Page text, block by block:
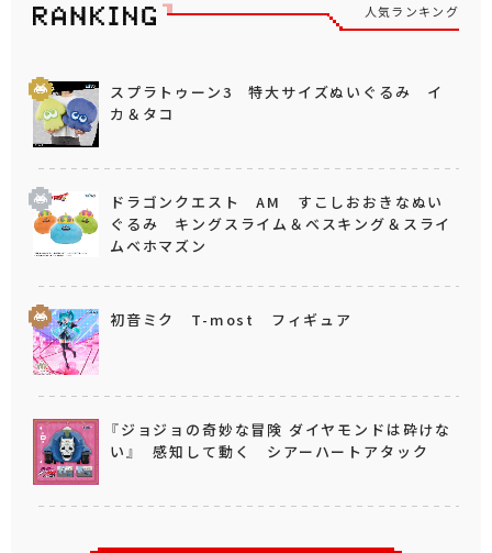
人気ランキング
スプラトゥーン3 特大サイズぬいぐるみ イ
カ＆タコ
ドラゴンクエスト AM すこしおおきなぬい
ぐるみ キングスライム＆ベスキング＆スライ
ムベホマズン
初音ミク T-most フィギュア
『ジョジョの奇妙な冒険 ダイヤモンドは砕けな
い』 感知して動く シアーハートアタック